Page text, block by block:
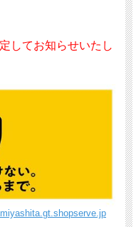
してお知らせいたし